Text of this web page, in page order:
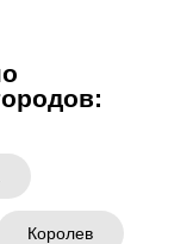
Королев